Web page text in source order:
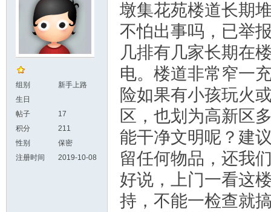
组别
新手上路
生日
帖子
17
积分
211
性别
保密
注册时间
2019-10-08
墩集花苑楼道长期
不怕出事吗，已举
几排有几家长期在
电。楼道非常窄一
险如果有小孩玩火
区，也划为高新区
能干净文明呢？建
留任何物品，还我
好说，上门一看这
持，不能一检查就